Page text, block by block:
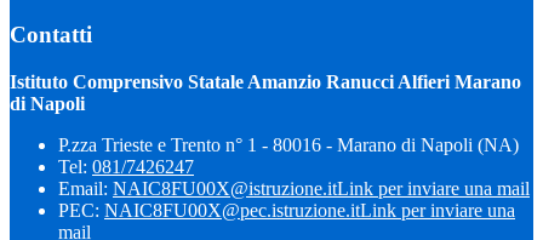
Contatti
Istituto Comprensivo Statale Amanzio Ranucci Alfieri Marano
di Napoli
P.zza Trieste e Trento n° 1 - 80016 - Marano di Napoli (NA)
Tel: 081/7426247
Email: NAIC8FU00X@istruzione.itLink per inviare una mail
PEC: NAIC8FU00X@pec.istruzione.itLink per inviare una
mail